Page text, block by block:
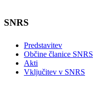
SNRS
Predstavitev
Občine članice SNRS
Akti
Vključitev v SNRS